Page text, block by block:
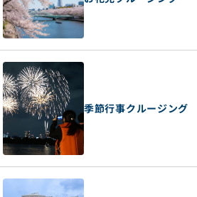
季節行事クルージング